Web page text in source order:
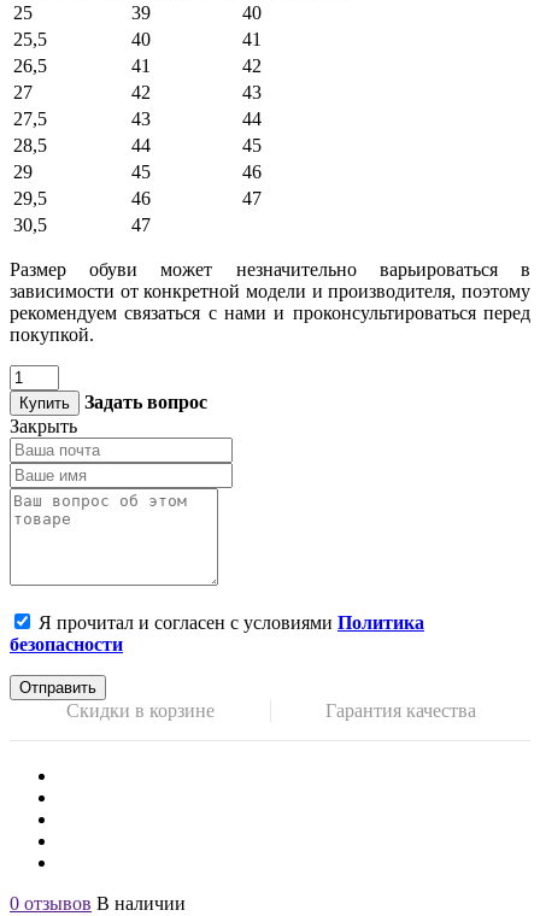
25
39
40
25,5
40
41
26,5
41
42
27
42
43
27,5
43
44
28,5
44
45
29
45
46
29,5
46
47
30,5
47
Размер обуви может незначительно варьироваться в
зависимости от конкретной модели и производителя, поэтому
рекомендуем связаться с нами и проконсультироваться перед
покупкой.
Купить
Задать вопрос
Закрыть
Я прочитал и согласен с условиями Политика
безопасности
Отправить
Скидки в корзине Гарантия качества
0 отзывов В наличии